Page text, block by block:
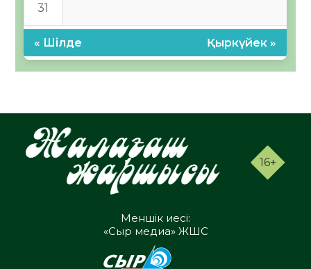
31
« Шілде Қыркүйек »
16+
Меншік иесі:
«Сыр медиа» ЖШС